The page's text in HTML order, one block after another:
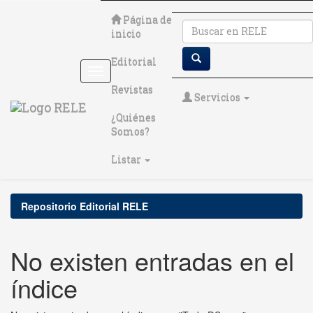
Página de
inicio
Editorial
Revistas
¿Quiénes
Somos?
Listar
Servicios
Repositorio Editorial RELE
No existen entradas en el
índice